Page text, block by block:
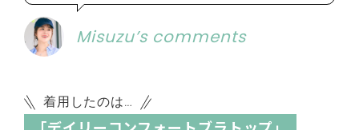
Misuzu’s comments
着用したのは…